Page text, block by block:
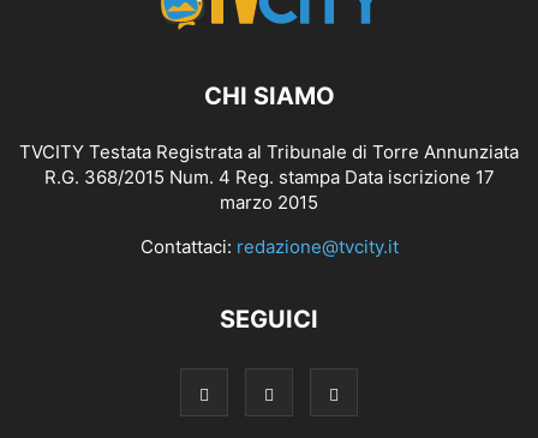
CHI SIAMO
TVCITY Testata Registrata al Tribunale di Torre Annunziata
R.G. 368/2015 Num. 4 Reg. stampa Data iscrizione 17
marzo 2015
Contattaci: redazione@tvcity.it
SEGUICI